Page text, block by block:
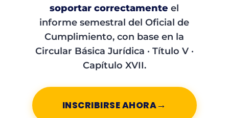
soportar correctamente el
informe semestral del Oficial de
Cumplimiento, con base en la
Circular Básica Jurídica · Título V ·
Capítulo XVII.
INSCRIBIRSE AHORA→